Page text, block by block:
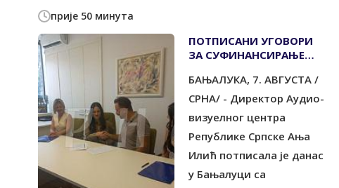
прије 50 минута
ПОТПИСАНИ УГОВОРИ
ЗА СУФИНАНСИРАЊЕ
КРАТКОМЕТРАЖНА
АНИМИРАНА ФИЛМА
БАЊАЛУКА, 7. АВГУСТА /
СРНА/ - Дирeктoр Aудиo-
визуeлнoг цeнтрa
Рeпубликe Српскe Ања
Илић потписала је данас
у Бањалуци са